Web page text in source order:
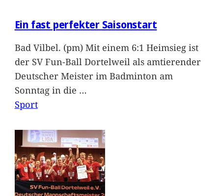
Ein fast perfekter Saisonstart
Bad Vilbel. (pm) Mit einem 6:1 Heimsieg ist
der SV Fun-Ball Dortelweil als amtierender
Deutscher Meister im Badminton am
Sonntag in die …
Sport